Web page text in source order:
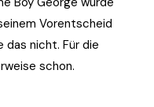
Vorentscheid
das nicht. Für die
schon.